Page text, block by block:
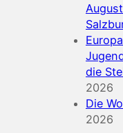
die
2026
Die
2026